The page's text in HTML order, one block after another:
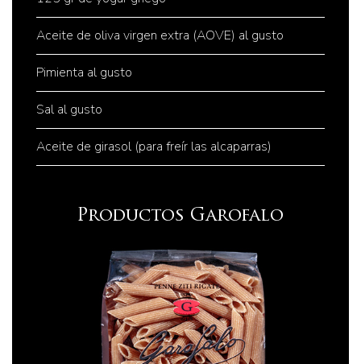
Aceite de oliva virgen extra (AOVE) al gusto
Pimienta al gusto
Sal al gusto
Aceite de girasol (para freír las alcaparras)
Productos Garofalo